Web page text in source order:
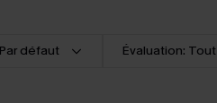
défaut Évaluation: Tout